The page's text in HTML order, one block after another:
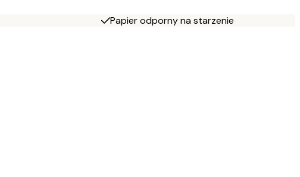
Papier odporny na starzenie